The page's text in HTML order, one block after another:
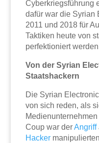
Cyberkriegsführung
dafür war die Syrian
2011 und 2018 für
Taktiken heute von
perfektioniert
Von der Syrian
Staatshackern
Die Syrian
von sich reden, als
Coup war derAngriff
Hacker